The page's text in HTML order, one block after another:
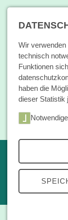
Home
Bücher /
Themen
kleine reihe
Open Access
Wir
technisch
Funktionen
haben die
dieser Statistik